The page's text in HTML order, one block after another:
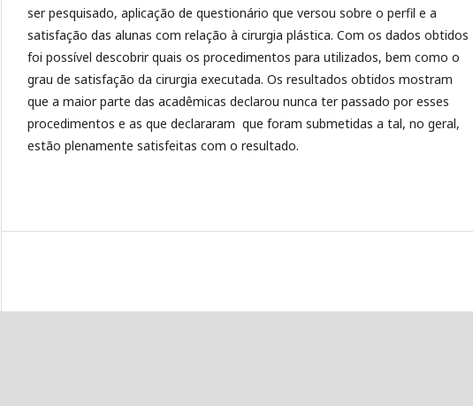
ser pesquisado, aplicação de questionário que versou sobre o perfil e a
satisfação das alunas com relação à cirurgia plástica. Com os dados obtidos
foi possível descobrir quais os procedimentos para utilizados, bem como o
grau de satisfação da cirurgia executada. Os resultados obtidos mostram
que a maior parte das acadêmicas declarou nunca ter passado por esses
procedimentos e as que declararam que foram submetidas a tal, no geral,
estão plenamente satisfeitas com o resultado.